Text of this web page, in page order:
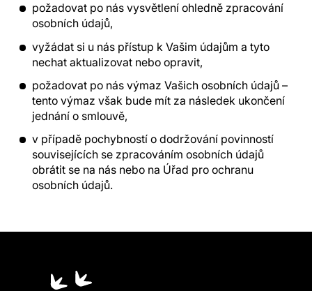
požadovat po nás vysvětlení ohledně zpracování
osobních údajů,
vyžádat si u nás přístup k Vašim údajům a tyto
nechat aktualizovat nebo opravit,
požadovat po nás výmaz Vašich osobních údajů –
tento výmaz však bude mít za následek ukončení
jednání o smlouvě,
v případě pochybností o dodržování povinností
souvisejících se zpracováním osobních údajů
obrátit se na nás nebo na Úřad pro ochranu
osobních údajů.